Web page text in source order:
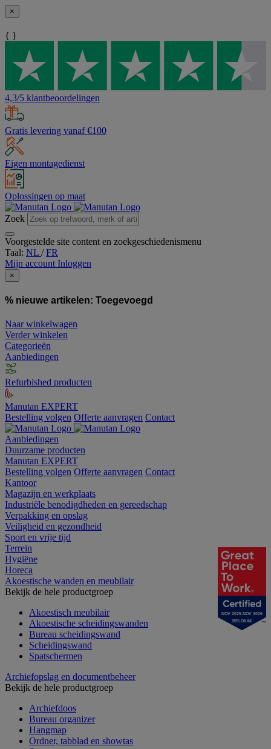
×
{ }
4,3/5 klantbeoordelingen
Gratis levering vanaf €100
Eigen montagedienst
Oplossingen op maat
Zoek
Voorgestelde site content en zoekgeschiedenismenu
Taal: NL /FR
Mijn account Inloggen
×
% nieuwe artikelen: Toegevoegd
Naar winkelwagen
Verder winkelen
Categorieën
Aanbiedingen
Refurbished producten
Manutan EXPERT
Bestelling volgen Offerte aanvragen Contact
Aanbiedingen
Duurzame producten
Manutan EXPERT
Bestelling volgen Offerte aanvragen Contact
Kantoor
Magazijn en werkplaats
Industriële benodigdheden en gereedschap
Verpakking en opslag
Veiligheid en gezondheid
Sport en vrije tijd
Terrein
Hygiëne
Horeca
Akoestische wanden en meubilair
Bekijk de hele productgroep
Akoestisch meubilair
Akoestische scheidingswanden
Bureau scheidingswand
Scheidingswand
Spatschermen
Archiefopslag en documentbeheer
Bekijk de hele productgroep
Archiefdoos
Bureau organizer
Hangmap
Ordner, tabblad en showtas
NOV 2025-NOV 2026
BELGIUM